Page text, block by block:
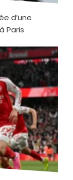
d’une
Paris